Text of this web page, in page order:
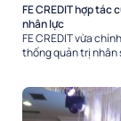
FE CREDIT hợp
nhân lực
FE CREDIT vừa
thống quản trị nhân